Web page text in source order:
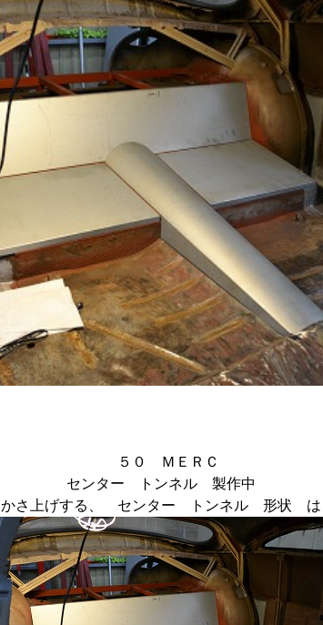
５０ ＭＥＲＣ
センター トンネル 製作中
かさ上げする、 センター トンネル 形状 は